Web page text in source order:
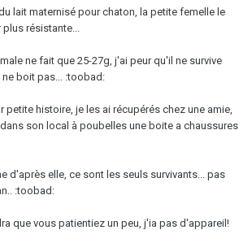
lait maternisé pour chaton, la petite femelle le
résistante...
ne fait que 25-27g, j'ai peur qu'il ne survive
boit pas... :toobad:
petite histoire, je les ai récupérés chez une amie,
son local à poubelles une boite a chaussures
d'après elle, ce sont les seuls survivants... pas
:toobad:
que vous patientiez un peu, j'ia pas d'appareil!